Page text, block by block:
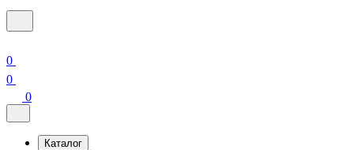
0
0
0
Каталог